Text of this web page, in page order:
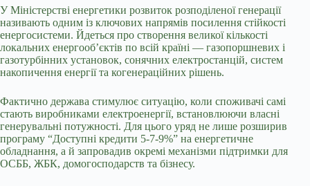
У Міністерстві енергетики розвиток розподіленої генерації
називають одним із ключових напрямів посилення стійкості
енергосистеми. Йдеться про створення великої кількості
локальних енергооб’єктів по всій країні — газопоршневих і
газотурбінних установок, сонячних електростанцій, систем
накопичення енергії та когенераційних рішень.
Фактично держава стимулює ситуацію, коли споживачі самі
стають виробниками електроенергії, встановлюючи власні
генерувальні потужності. Для цього уряд не лише розширив
програму “Доступні кредити 5-7-9%” на енергетичне
обладнання, а й запровадив окремі механізми підтримки для
ОСББ, ЖБК, домогосподарств та бізнесу.